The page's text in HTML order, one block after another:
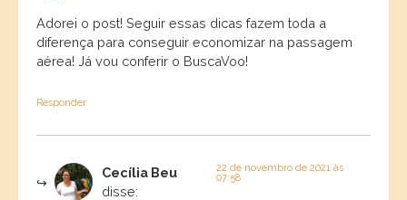
Adorei o post! Seguir essas dicas fazem toda a
diferença para conseguir economizar na passagem
aérea! Já vou conferir o BuscaVoo!
Responder
Cecília Beu
disse:
22 de novembro de 2021 às
07:58